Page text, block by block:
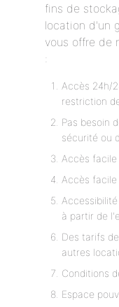
fins de
location d'un
vous offre de
:
Accès 24h/
restriction
Pas besoin
sécurité ou
Accès
Accès
à partir de
Des tarifs
autres
Conditions
Espace